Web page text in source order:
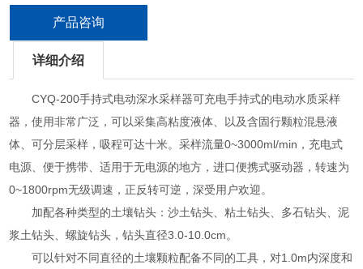
产品咨询
详细介绍
CYQ-200手持式电动深水采样器可充电手持式的电动水质采样
器，使用非常广泛，可以采集高粘度液体、以及含固行颗粒混悬液
体、可分层采样，吸程可达十米。采样流量0~3000ml/min，充电式
电源、便于携带、适用于无电源的地方，进口便携式驱动器，转速为
0~1800rpm无级调速，正反转可逆，深受用户欢迎。
加配各种类型的土壤钻头：沙土钻头、粘土钻头、多石钻头、泥
浆土钻头、螺旋钻头，钻头直径3.0-10.0cm。
可以针对不同直径的土壤颗粒配备不同的工具，对1.0m内深度和